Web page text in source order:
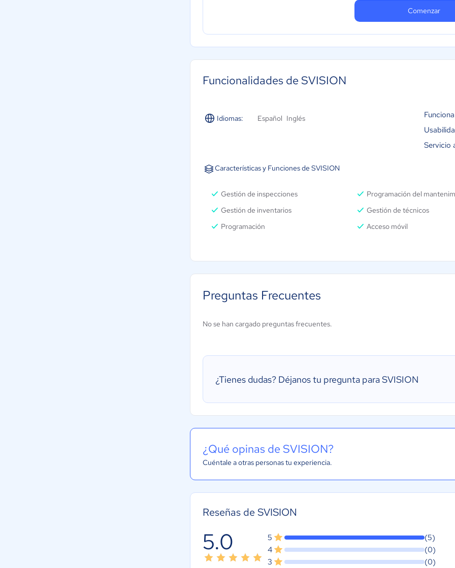
Comenzar
Funcionalidades de SVISION
Idiomas: Español Inglés
Servicio
Características y Funciones de SVISION
Gestión de inspecciones
Programación del
Gestión de inventarios
Gestión de técnicos
Programación
Acceso móvil
Preguntas Frecuentes
No se han cargado preguntas frecuentes.
¿Tienes dudas? Déjanos tu pregunta para SVISION
¿Qué opinas de SVISION?
Cuéntale a otras personas tu experiencia.
Reseñas de SVISION
5.0 5
(5)
4
(0)
3
(0)